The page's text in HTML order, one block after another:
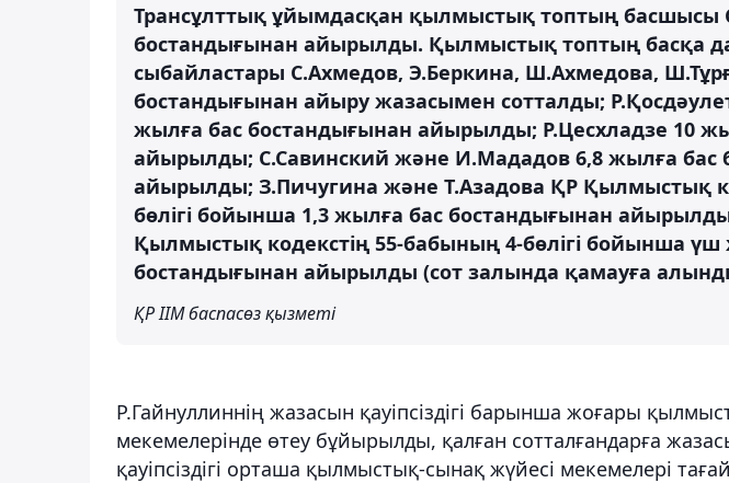
Трансұлттық ұйымдасқан қылмыстық топтың басшысы
бостандығынан айырылды. Қылмыстық топтың басқа
сыбайластары С.Ахмедов, Э.Беркина, Ш.Ахмедова,
бостандығынан айыру жазасымен сотталды;
жылға бас бостандығынан айырылды; Р.Цесхладзе 10
айырылды; С.Савинский және И.Мададов 6,8 жылға бас
айырылды; З.Пичугина және Т.Азадова ҚР Қылмыстық
бөлігі бойынша 1,3 жылға бас бостандығынан
Қылмыстық кодекстің 55-бабының 4-бөлігі бойынша үш
бостандығынан айырылды (сот залында қамауға
ҚР ІІМ баспасөз қызметі
Р.Гайнуллиннің жазасын қауіпсіздігі барынша жоғары
мекемелерінде өтеу бұйырылды, қалған сотталғандарға
қауіпсіздігі орташа қылмыстық-сынақ жүйесі мекемелері